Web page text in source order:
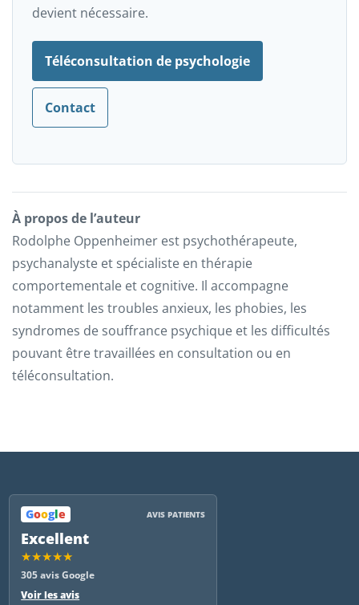
devient nécessaire.
Téléconsultation de psychologie
Contact
À propos de l’auteur
Rodolphe Oppenheimer est psychothérapeute,
psychanalyste et spécialiste en thérapie
comportementale et cognitive. Il accompagne
notamment les troubles anxieux, les phobies, les
syndromes de souffrance psychique et les difficultés
pouvant être travaillées en consultation ou en
téléconsultation.
Google AVIS PATIENTS
Excellent
★★★★★
305 avis Google
Voir les avis